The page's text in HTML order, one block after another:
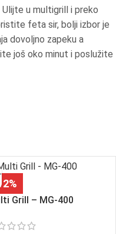
u multigrill i preko
feta sir, bolji izbor je
dovoljno zapeku a
još oko minut i poslužite
Grill – MG-400